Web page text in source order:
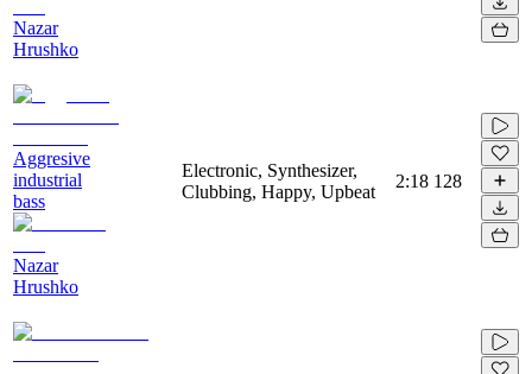
Nazar
Hrushko
Aggresive
industrial
bass
Nazar
Hrushko
Electronic, Synthesizer,
Clubbing, Happy, Upbeat
2:18 128